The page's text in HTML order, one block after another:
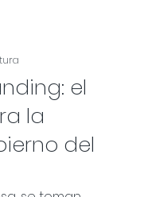
el
la
del